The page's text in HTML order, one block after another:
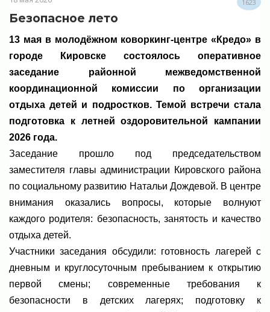
1623
Безопасное лето
13 мая в молодёжном коворкинг-центре «Кредо» в
городе Кировске состоялось оперативное
заседание районной межведомственной
координационной комиссии по организации
отдыха детей и подростков. Темой встречи стала
подготовка к летней оздоровительной кампании
2026 года.
Заседание прошло под председательством
заместителя главы администрации Кировского района
по социальному развитию Натальи Дождевой. В центре
внимания оказались вопросы, которые волнуют
каждого родителя: безопасность, занятость и качество
отдыха детей.
Участники заседания обсудили: готовность лагерей с
дневным и круглосуточным пребыванием к открытию
первой смены; современные требования к
безопасности в детских лагерях; подготовку к